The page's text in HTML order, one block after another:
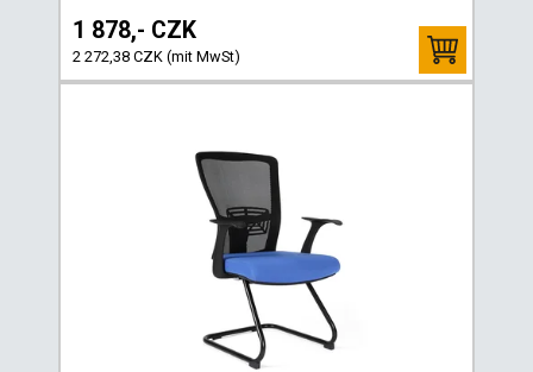
1 878,- CZK
2 272,38 CZK (mit MwSt)